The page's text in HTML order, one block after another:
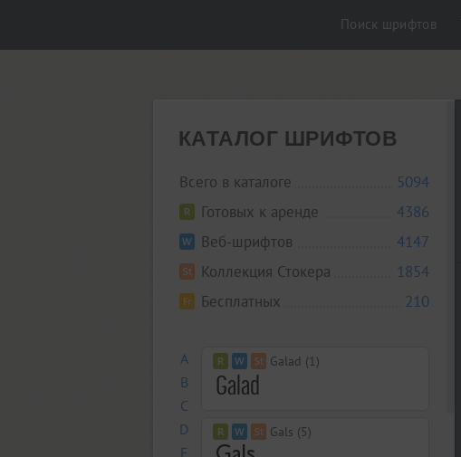
Поиск шрифтов
КАТАЛОГ ШРИФТОВ
Всего в каталоге
5094
Готовых к аренде
4386
Веб-шрифтов
4147
Коллекция Стокера
1854
Бесплатных
210
A
B
C
D
E
Galad (1)
Gals (5)